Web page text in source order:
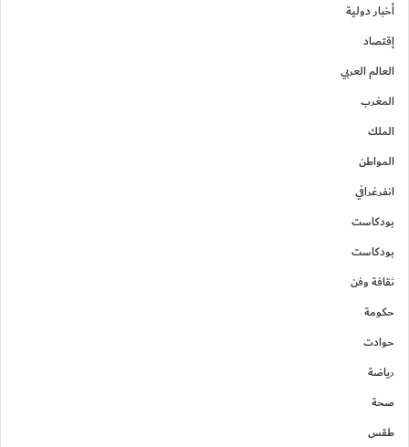
أخبار دولية
إقتصاد
العالم العربي
المغرب
الملك
المواطن
انفرغرافي
بودكاست
بودكاست
ثقافة وفن
حكومة
حوادت
رياضة
صحة
طقس